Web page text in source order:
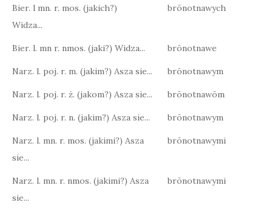
Bier. l mn. r. mos. (jakich?)
Widza...
brōnotnawych
Bier. l. mn r. nmos. (jaki?) Widza... brōnotnawe
Narz. l. poj. r. m. (jakim?) Asza sie... brōnotnawym
Narz. l. poj. r. ż. (jakom?) Asza sie... brōnotnawōm
Narz. l. poj. r. n. (jakim?) Asza sie... brōnotnawym
Narz. l. mn. r. mos. (jakimi?) Asza
sie...
brōnotnawymi
Narz. l. mn. r. nmos. (jakimi?) Asza
sie...
brōnotnawymi